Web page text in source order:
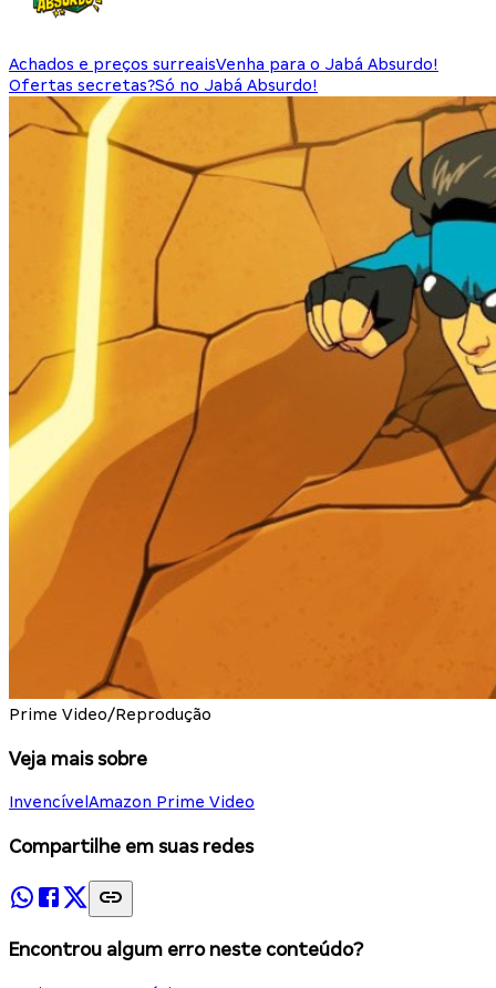
Achados e preços surreaisVenha para o Jabá Absurdo!
Ofertas secretas?Só no Jabá Absurdo!
Prime Video/Reprodução
Veja mais sobre
Invencível Amazon Prime Video
Compartilhe em suas redes
Encontrou algum erro neste conteúdo?